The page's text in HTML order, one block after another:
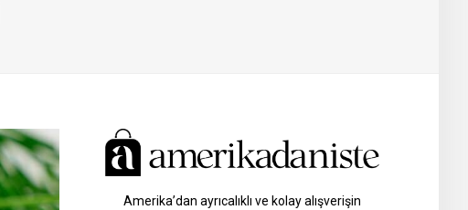
Amerika’dan ayrıcalıklı ve kolay alışverişin